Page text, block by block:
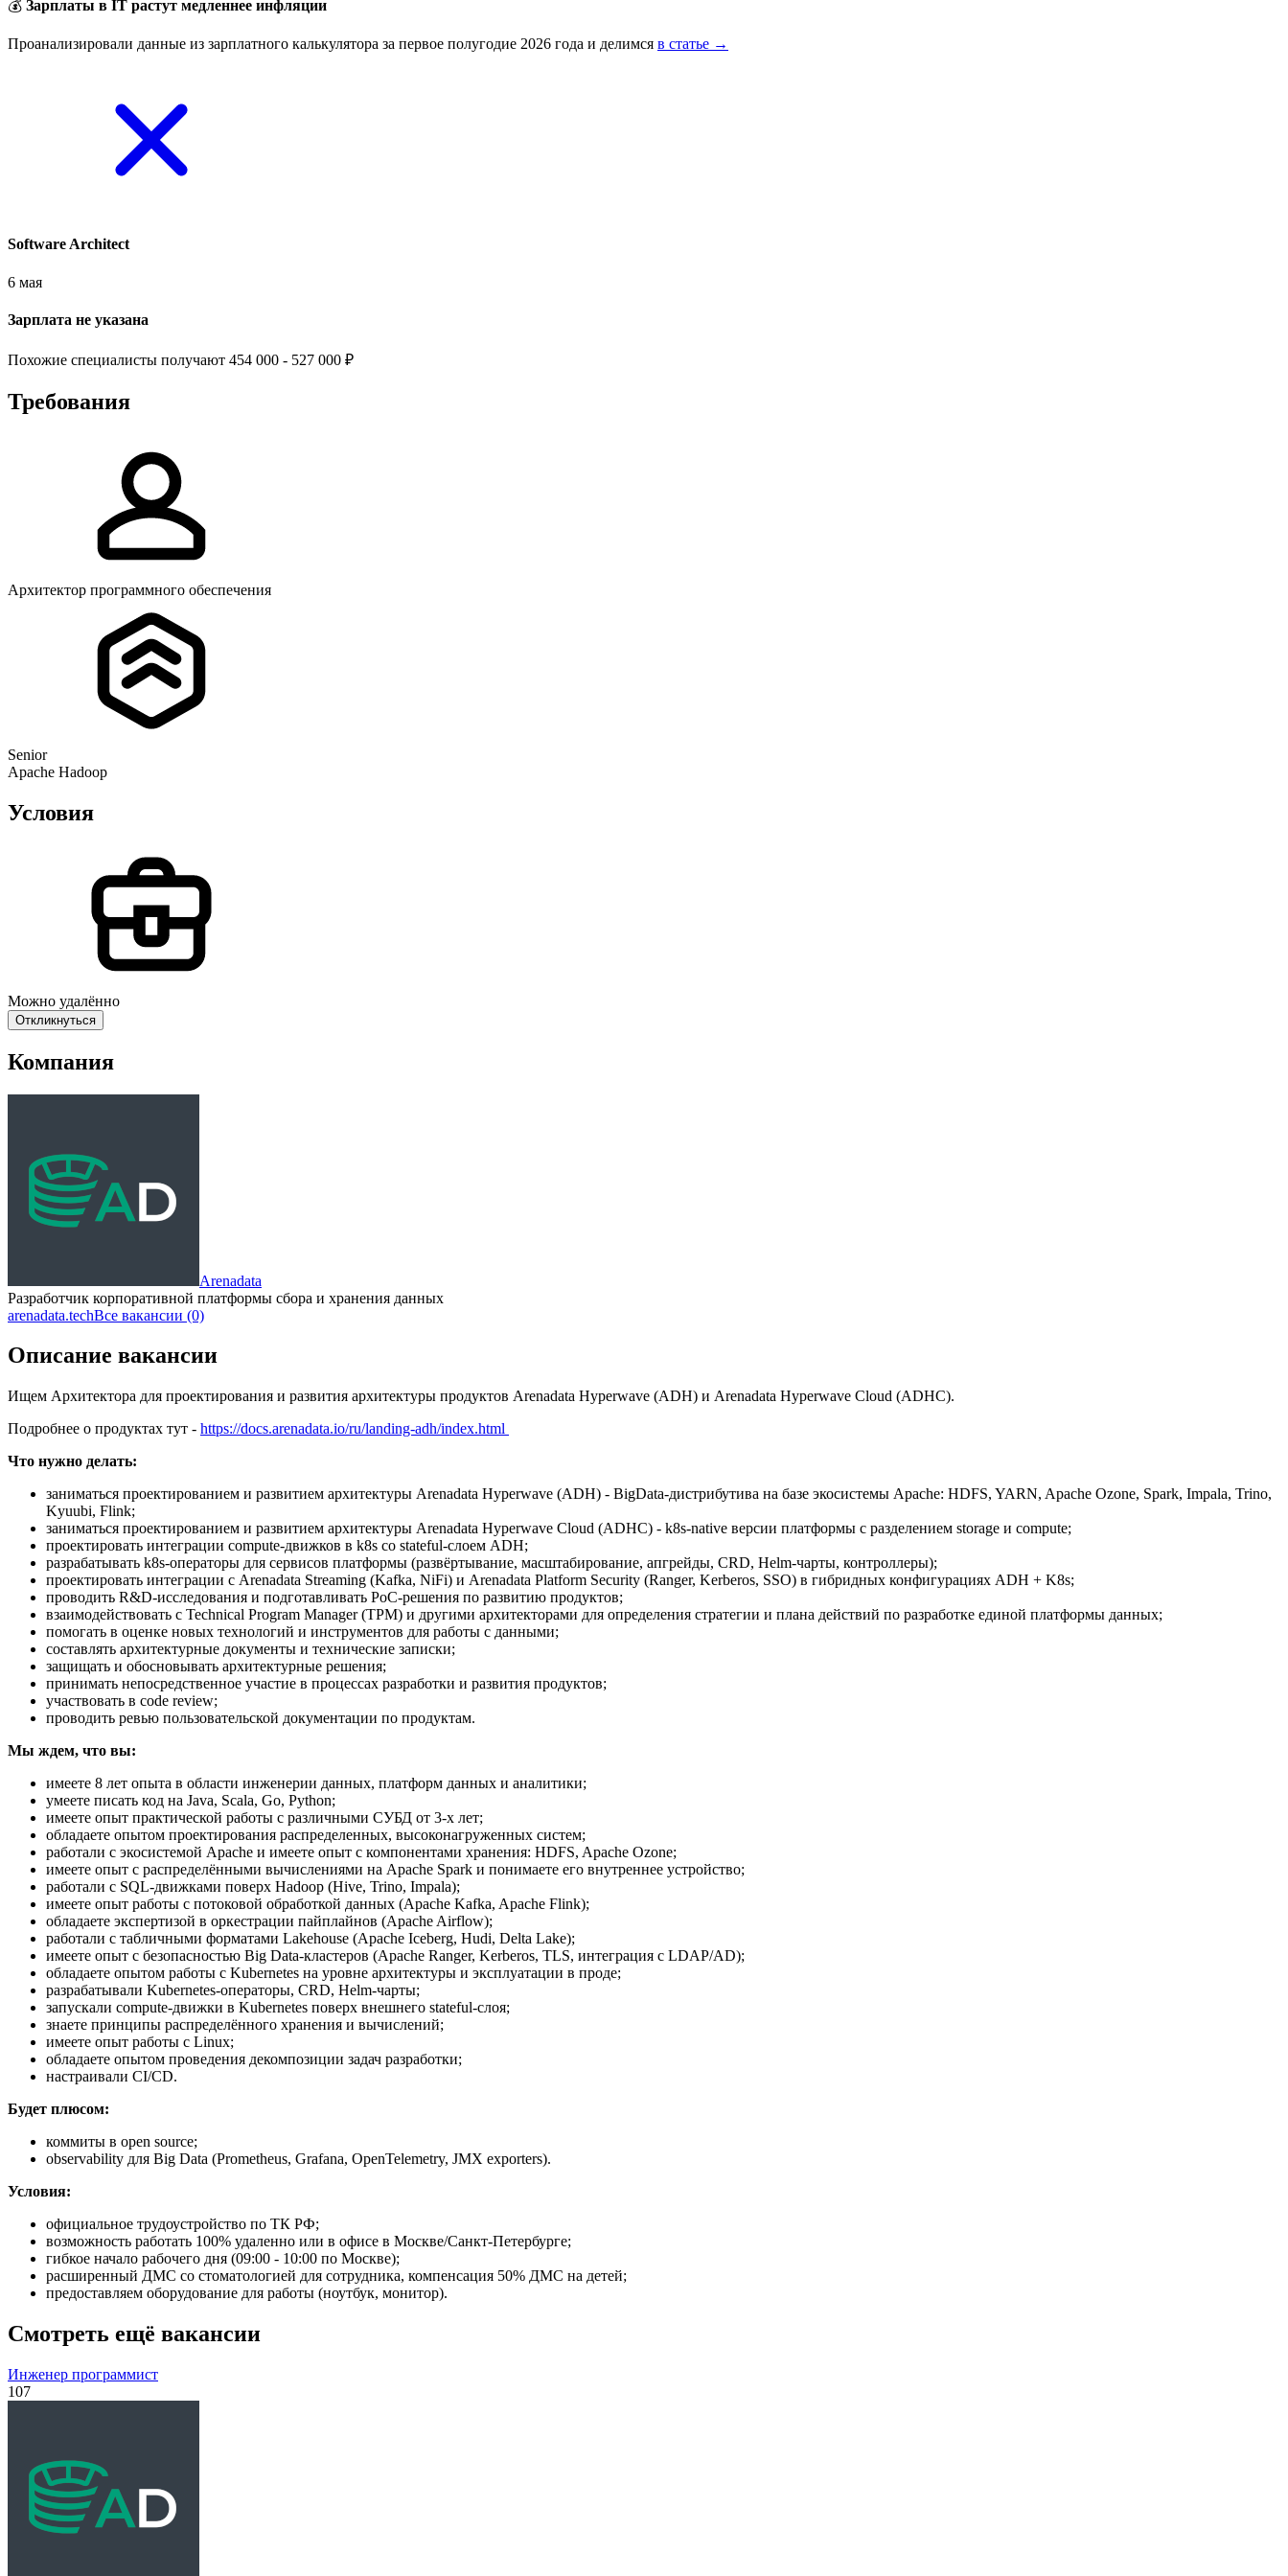
💰 Зарплаты в IT растут медленнее инфляции
Проанализировали данные из зарплатного калькулятора за первое полугодие 2026 года и делимся в статье →
Software Architect
6 мая
Зарплата не указана
Похожие специалисты получают 454 000 - 527 000 ₽
Требования
Архитектор программного обеспечения
Senior
Apache Hadoop
Условия
Можно удалённо
Откликнуться
Компания
Arenadata
Разработчик корпоративной платформы сбора и хранения данных
arenadata.techВсе вакансии (0)
Описание вакансии
Ищем Архитектора для проектирования и развития архитектуры продуктов Arenadata Hyperwave (ADH) и Arenadata Hyperwave Cloud (ADHC).
Подробнее о продуктах тут - https://docs.arenadata.io/ru/landing-adh/index.html
Что нужно делать:
заниматься проектированием и развитием архитектуры Arenadata Hyperwave (ADH) - BigData-дистрибутива на базе экосистемы Apache: HDFS, YARN, Apache Ozone, Spark, Impala, Trino,
Kyuubi, Flink;
заниматься проектированием и развитием архитектуры Arenadata Hyperwave Cloud (ADHC) - k8s-native версии платформы с разделением storage и compute;
проектировать интеграции compute-движков в k8s со stateful-слоем ADH;
разрабатывать k8s-операторы для сервисов платформы (развёртывание, масштабирование, апгрейды, CRD, Helm-чарты, контроллеры);
проектировать интеграции с Arenadata Streaming (Kafka, NiFi) и Arenadata Platform Security (Ranger, Kerberos, SSO) в гибридных конфигурациях ADH + K8s;
проводить R&D-исследования и подготавливать PoC-решения по развитию продуктов;
взаимодействовать с Technical Program Manager (TPM) и другими архитекторами для определения стратегии и плана действий по разработке единой платформы данных;
помогать в оценке новых технологий и инструментов для работы с данными;
составлять архитектурные документы и технические записки;
защищать и обосновывать архитектурные решения;
принимать непосредственное участие в процессах разработки и развития продуктов;
участвовать в code review;
проводить ревью пользовательской документации по продуктам.
Мы ждем, что вы:
имеете 8 лет опыта в области инженерии данных, платформ данных и аналитики;
умеете писать код на Java, Scala, Go, Python;
имеете опыт практической работы с различными СУБД от 3-х лет;
обладаете опытом проектирования распределенных, высоконагруженных систем;
работали с экосистемой Apache и имеете опыт с компонентами хранения: HDFS, Apache Ozone;
имеете опыт с распределёнными вычислениями на Apache Spark и понимаете его внутреннее устройство;
работали с SQL-движками поверх Hadoop (Hive, Trino, Impala);
имеете опыт работы с потоковой обработкой данных (Apache Kafka, Apache Flink);
обладаете экспертизой в оркестрации пайплайнов (Apache Airflow);
работали с табличными форматами Lakehouse (Apache Iceberg, Hudi, Delta Lake);
имеете опыт с безопасностью Big Data-кластеров (Apache Ranger, Kerberos, TLS, интеграция с LDAP/AD);
обладаете опытом работы с Kubernetes на уровне архитектуры и эксплуатации в проде;
разрабатывали Kubernetes-операторы, CRD, Helm-чарты;
запускали compute-движки в Kubernetes поверх внешнего stateful-слоя;
знаете принципы распределённого хранения и вычислений;
имеете опыт работы с Linux;
обладаете опытом проведения декомпозиции задач разработки;
настраивали CI/CD.
Будет плюсом:
коммиты в open source;
observability для Big Data (Prometheus, Grafana, OpenTelemetry, JMX exporters).
Условия:
официальное трудоустройство по ТК РФ;
возможность работать 100% удаленно или в офисе в Москве/Санкт-Петербурге;
гибкое начало рабочего дня (09:00 - 10:00 по Москве);
расширенный ДМС со стоматологией для сотрудника, компенсация 50% ДМС на детей;
предоставляем оборудование для работы (ноутбук, монитор).
Смотреть ещё вакансии
Инженер программист
107